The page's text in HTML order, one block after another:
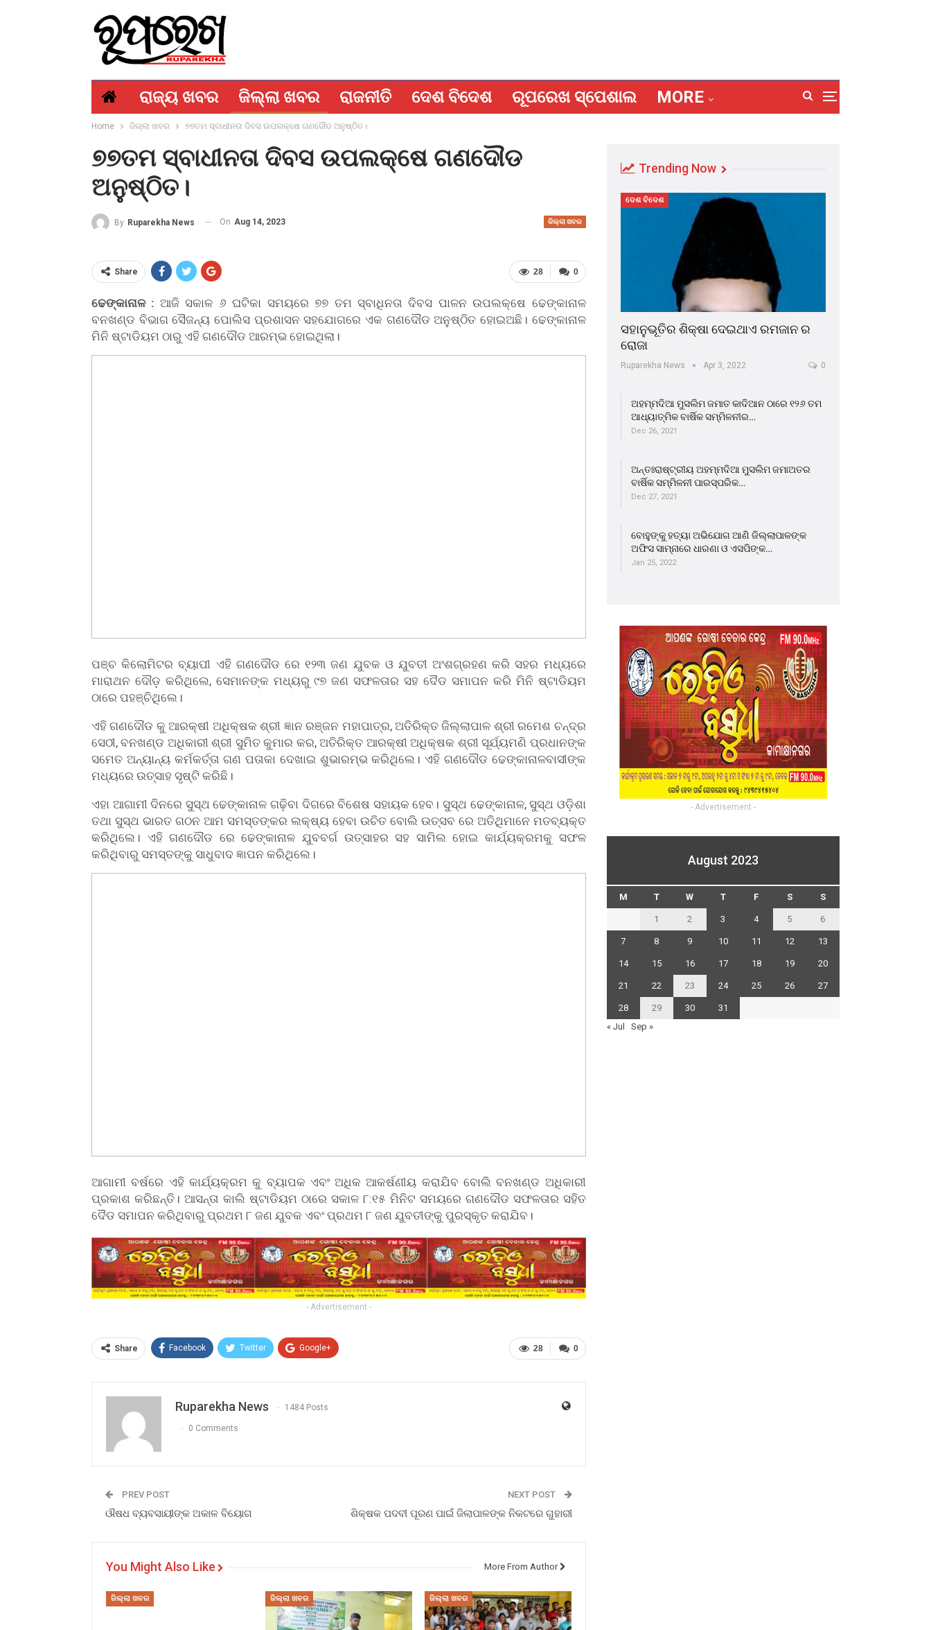
ରାଜ୍ୟ ଖବର ଜିଲ୍ଲା ଖବର ରାଜନୀତି ଦେଶ ବିଦେଶ ରୂପରେଖ ସ୍ପେଶାଲ MORE
Home ଜିଲ୍ଲା ଖବର ୭୭ତମ ସ୍ବାଧୀନତା ଦିବସ ଉପଲକ୍ଷେ ଗଣଦୌଡ ଅନୁଷ୍ଠିତ।
୭୭ତମ ସ୍ବାଧୀନତା ଦିବସ ଉପଲକ୍ଷେ ଗଣଦୌଡ
ଅନୁଷ୍ଠିତ।
ଜିଲ୍ଲା ଖବର
By Ruparekha News On Aug 14, 2023
0
28
Share
ଢେଙ୍କାନାଳ : ଆଜି ସକାଳ ୬ ଘଟିକା ସମୟରେ ୭୭ ତମ ସ୍ବାଧିନତା ଦିବସ ପାଳନ ଉପଲକ୍ଷେ ଢେଙ୍କାନାଳ
ବନଖଣ୍ଡ ବିଭାଗ ସୈଜନ୍ୟ ପୋଲିସ ପ୍ରଶାସନ ସହଯୋଗରେ ଏକ ଗଣଦୌଡ ଅନୁଷ୍ଠିତ ହୋଇଅଛି। ଢେଙ୍କାନାଳ
ମିନି ଷ୍ଟାଡିୟମ ଠାରୁ ଏହି ଗଣଦୌଡ ଆରମ୍ଭ ହୋଇଥିଲା।
ପଞ୍ଚ କିଲୋମିଟର ବ୍ୟାପୀ ଏହି ଗଣଦୌଡ ରେ ୧୨୩ ଜଣ ଯୁବକ ଓ ଯୁବତୀ ଅଂଶଗ୍ରହଣ କରି ସହର ମଧ୍ୟରେ
ମାରାଥନ ଦୌଡ଼ କରିଥିଲେ, ସେମାନଙ୍କ ମଧ୍ୟରୁ ୯୭ ଜଣ ସଫଳତାର ସହ ଦୈଡ ସମାପନ କରି ମିନି ଷ୍ଟାଡିୟମ
ଠାରେ ପହଞ୍ଚିଥିଲେ।
ଏହି ଗଣଦୌଡ କୁ ଆରକ୍ଷୀ ଅଧିକ୍ଷକ ଶ୍ରୀ ଜ୍ଞାନ ରଞ୍ଜନ ମହାପାତ୍ର, ଅତିରିକ୍ତ ଜିଲ୍ଲାପାଳ ଶ୍ରୀ ରମେଶ ଚନ୍ଦ୍ର
ସେଠୀ, ବନଖଣ୍ଡ ଅଧିକାରୀ ଶ୍ରୀ ସୁମିତ କୁମାର କର, ଅତିରିକ୍ତ ଆରକ୍ଷୀ ଅଧିକ୍ଷକ ଶ୍ରୀ ସୂର୍ଯ୍ୟମଣି ପ୍ରଧାନଙ୍କ
ସମେତ ଅନ୍ୟାନ୍ୟ କର୍ମକର୍ତ୍ତା ଗଣ ପତାକା ଦେଖାଇ ଶୁଭାରମ୍ଭ କରିଥିଲେ। ଏହି ଗଣଦୌଡ ଢେଙ୍କାନାଳବାସୀଙ୍କ
ମଧ୍ୟରେ ଉତ୍ସାହ ସୃଷ୍ଟି କରିଛି।
ଏହା ଆଗାମୀ ଦିନରେ ସୁସ୍ଥ ଢେଙ୍କାନାଳ ଗଢ଼ିବା ଦିଗରେ ବିଶେଷ ସହାୟକ ହେବ। ସୁସ୍ଥ ଢେଙ୍କାନାଳ, ସୁସ୍ଥ ଓଡ଼ିଶା
ତଥା ସୁସ୍ଥ ଭାରତ ଗଠନ ଆମ ସମସ୍ତଙ୍କର ଲକ୍ଷ୍ୟ ହେବା ଉଚିତ ବୋଲି ଉତ୍ସବ ରେ ଅତିଥିମାନେ ମତବ୍ୟକ୍ତ
କରିଥିଲେ। ଏହି ଗଣଦୌଡ ରେ ଢେଙ୍କାନାଳ ଯୁବବର୍ଗ ଉତ୍ସାହର ସହ ସାମିଲ ହୋଇ କାର୍ଯ୍ୟକ୍ରମକୁ ସଫଳ
କରିଥିବାରୁ ସମସ୍ତଙ୍କୁ ସାଧୁବାଦ ଜ୍ଞାପନ କରିଥିଲେ।
ଆଗାମୀ ବର୍ଷରେ ଏହି କାର୍ଯ୍ୟକ୍ରମ କୁ ବ୍ୟାପକ ଏବଂ ଅଧିକ ଆକର୍ଷଣୀୟ କରାଯିବ ବୋଲି ବନଖଣ୍ଡ ଅଧିକାରୀ
ପ୍ରକାଶ କରିଛନ୍ତି। ଆସନ୍ତା କାଲି ଷ୍ଟାଡିୟମ ଠାରେ ସକାଳ ୮:୧୫ ମିନିଟ ସମୟରେ ଗଣଦୌଡ ସଫଳତାର ସହିତ
ଦୈଡ ସମାପନ କରିଥିବାରୁ ପ୍ରଥମ ୮ ଜଣ ଯୁବକ ଏବଂ ପ୍ରଥମ ୮ ଜଣ ଯୁବତୀଙ୍କୁ ପୁରସ୍କୃତ କରାଯିବ।
- Advertisement -
0
28
Share Facebook Twitter Google+
Ruparekha News 1484 Posts
0 Comments
PREV POST
ଔଷଧ ବ୍ୟବସାୟୀଙ୍କ ଅକାଳ ବିୟୋଗ
NEXT POST
ଶିକ୍ଷକ ପଦବୀ ପୂରଣ ପାଇଁ ଜିଲାପାଳଙ୍କ ନିକଟରେ ଗୁହାରୀ
You Might Also Like More From Author
ଜିଲ୍ଲା ଖବର ଜିଲ୍ଲା ଖବର ଜିଲ୍ଲା ଖବର
Trending Now
ଦେଶ ବିଦେଶ
ସହାନୁଭୂତିର ଶିକ୍ଷା ଦେଇଥାଏ ରମଜାନ ର
ରୋଜା
Ruparekha News Apr 3, 2022 0
ଅହମ୍ମଦିଆ ମୁସଲିମ ଜମାତ କାଦିଆନ ଠାରେ ୧୨୬ ତମ
ଆଧ୍ୟାତ୍ମିକ ବାର୍ଷିକ ସମ୍ମିଳନୀର…
Dec 26, 2021
ଅନ୍ତଃରାଷ୍ଟ୍ରୀୟ ଅହମ୍ମଦିଆ ମୁସଲିମ ଜମାଅତର
ବାର୍ଷିକ ସମ୍ମିଳନୀ ପାରସ୍ପରିକ…
Dec 27, 2021
ବୋହୁଙ୍କୁ ହତ୍ୟା ଅଭିଯୋଗ ଆଣି ଜିଲ୍ଲାପାଳଙ୍କ
ଅଫିସ ସାମ୍ନାରେ ଧାରଣା ଓ ଏସପିଙ୍କ…
Jan 25, 2022
- Advertisement -
August 2023
M T W T F S S
1 2 3 4 5 6
7 8 9 10 11 12 13
14 15 16 17 18 19 20
21 22 23 24 25 26 27
28 29 30
31
« Jul
Sep »